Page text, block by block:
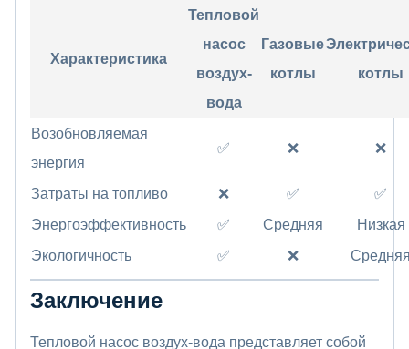
Характеристика
Тепловой
насос
воздух-
вода
Газовые
котлы
котлы
Возобновляемая
энергия
✅ ❌ ❌
Затраты на топливо ❌ ✅
✅
Энергоэффективность
✅ Средняя
Низкая
Экологичность
✅ ❌
Заключение
Тепловой насос воздух-вода представляет собой